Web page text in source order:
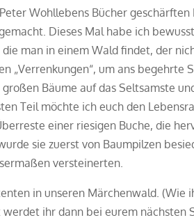
Wohllebens Bücher
Dieses Mal habe ich
die man in einem Wald findet, der
„Verrenkungen“, um ans begehrte
Bäume auf das Seltsamste
Teil möchte ich euch den
einer riesigen Buche, die
sie zuerst von Baumpilzen
versteinerten.
in unseren Märchenwald. (Wie
ihr dann bei eurem nächsten